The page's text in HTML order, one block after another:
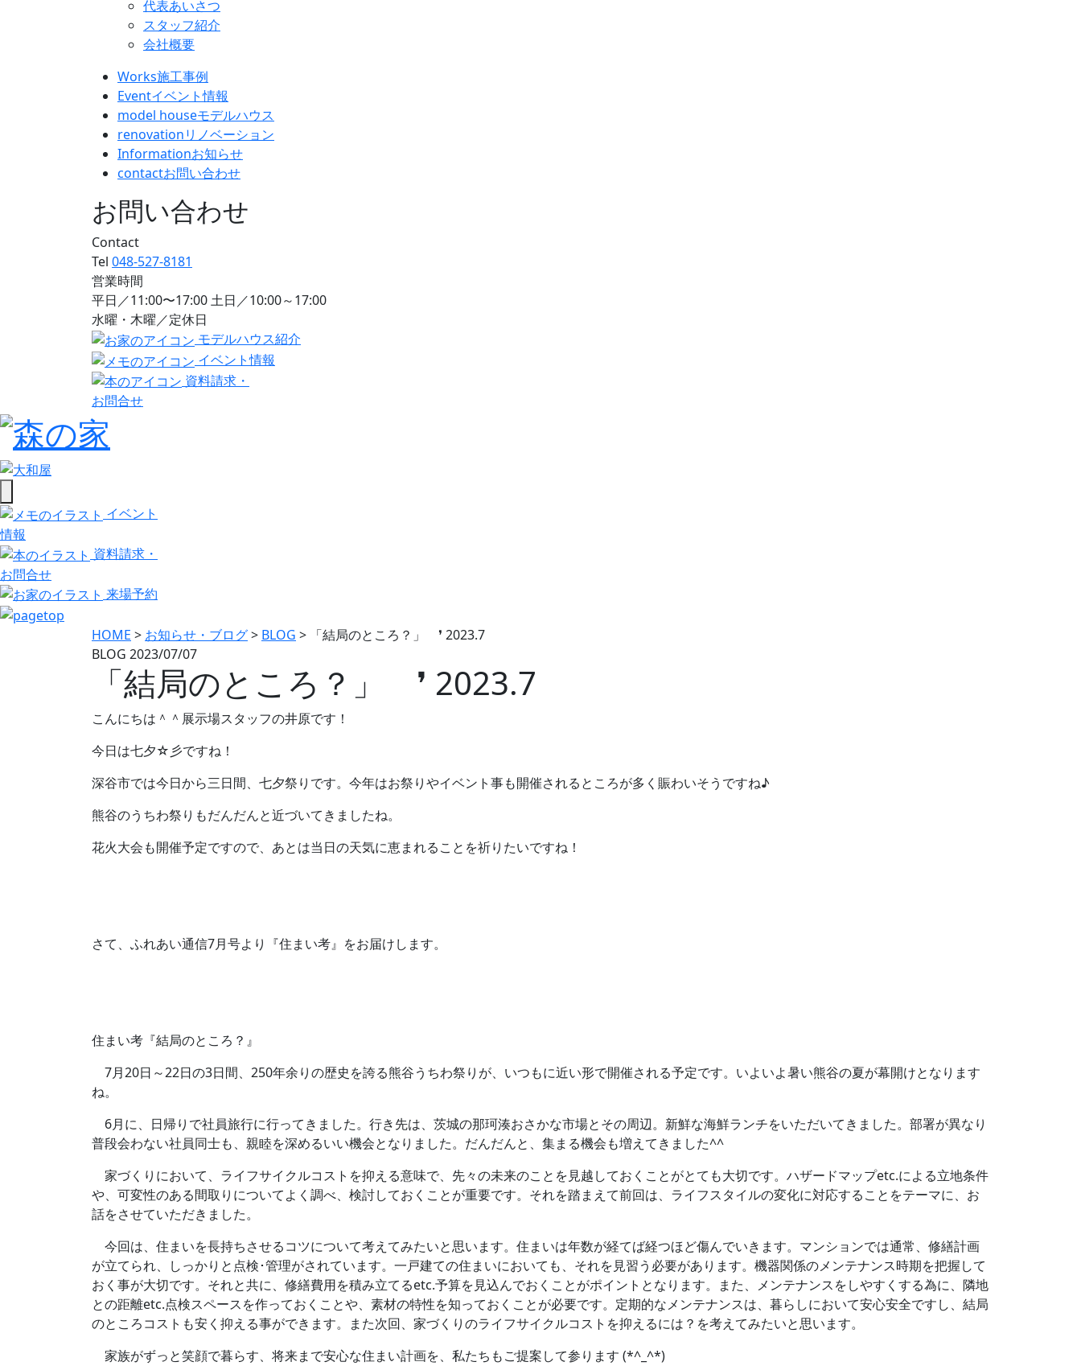
代表あいさつ
スタッフ紹介
会社概要
Works施工事例
Eventイベント情報
model houseモデルハウス
renovationリノベーション
Informationお知らせ
contactお問い合わせ
お問い合わせ
Contact
Tel 048-527-8181
営業時間
平日／11:00〜17:00 土日／10:00～17:00
水曜・木曜／定休日
モデルハウス紹介
イベント情報
資料請求・
お問合せ
イベント
情報
資料請求・
お問合せ
来場予約
HOME > お知らせ・ブログ> BLOG > 「結局のところ？」 ❜ 2023.7
BLOG 2023/07/07
「結局のところ？」 ❜ 2023.7
こんにちは＾＾展示場スタッフの井原です！
今日は七夕☆彡ですね！
深谷市では今日から三日間、七夕祭りです。今年はお祭りやイベント事も開催されるところが多く賑わいそうですね♪
熊谷のうちわ祭りもだんだんと近づいてきましたね。
花火大会も開催予定ですので、あとは当日の天気に恵まれることを祈りたいですね！
さて、ふれあい通信7月号より『住まい考』をお届けします。
住まい考『結局のところ？』
7月20日～22日の3日間、250年余りの歴史を誇る熊谷うちわ祭りが、いつもに近い形で開催される予定です。いよいよ暑い熊谷の夏が幕開けとなります
ね。
6月に、日帰りで社員旅行に行ってきました。行き先は、茨城の那珂湊おさかな市場とその周辺。新鮮な海鮮ランチをいただいてきました。部署が異なり
普段会わない社員同士も、親睦を深めるいい機会となりました。だんだんと、集まる機会も増えてきました^^
家づくりにおいて、ライフサイクルコストを抑える意味で、先々の未来のことを見越しておくことがとても大切です。ハザードマップetc.による立地条件
や、可変性のある間取りについてよく調べ、検討しておくことが重要です。それを踏まえて前回は、ライフスタイルの変化に対応することをテーマに、お
話をさせていただきました。
今回は、住まいを長持ちさせるコツについて考えてみたいと思います。住まいは年数が経てば経つほど傷んでいきます。マンションでは通常、修繕計画
が立てられ、しっかりと点検･管理がされています。一戸建ての住まいにおいても、それを見習う必要があります。機器関係のメンテナンス時期を把握して
おく事が大切です。それと共に、修繕費用を積み立てるetc.予算を見込んでおくことがポイントとなります。また、メンテナンスをしやすくする為に、隣地
との距離etc.点検スペースを作っておくことや、素材の特性を知っておくことが必要です。定期的なメンテナンスは、暮らしにおいて安心安全ですし、結局
のところコストも安く抑える事ができます。また次回、家づくりのライフサイクルコストを抑えるには？を考えてみたいと思います。
家族がずっと笑顔で暮らす、将来まで安心な住まい計画を、私たちもご提案して参ります (*^_^*)